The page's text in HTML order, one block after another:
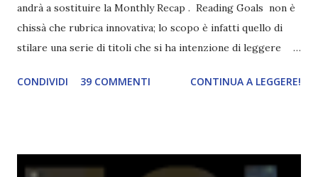
andrà a sostituire la Monthly Recap . Reading Goals non è
chissà che rubrica innovativa; lo scopo è infatti quello di
stilare una serie di titoli che si ha intenzione di leggere
una rubrica per tenere sotto controllo le reading
spaziare con i generi letterari e non limitarmi al fantasy.
CONDIVIDI 39 COMMENTI CONTINUA A LEGGERE!